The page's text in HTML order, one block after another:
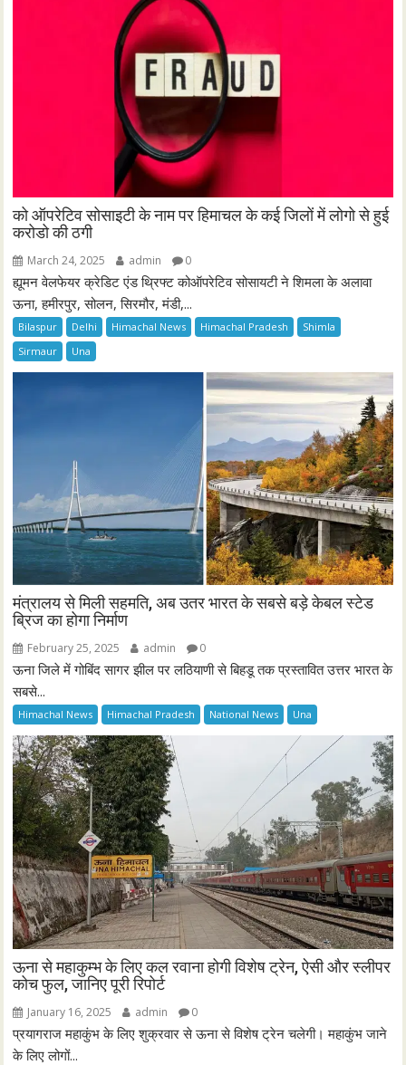
को ऑपरेटिव सोसाइटी के नाम पर हिमाचल के कई जिलों में लोगो से हुई
करोडो की ठगी
March 24, 2025 admin 0
ह्यूमन वेलफेयर क्रेडिट एंड थ्रिफ्ट कोऑपरेटिव सोसायटी ने शिमला के अलावा
ऊना, हमीरपुर, सोलन, सिरमौर, मंडी,...
Bilaspur Delhi Himachal News Himachal Pradesh
Shimla
Sirmaur
Una
मंत्रालय से मिली सहमति, अब उतर भारत के सबसे बड़े केबल स्टेड
ब्रिज का होगा निर्माण
February 25, 2025 admin 0
ऊना जिले में गोबिंद सागर झील पर लठियाणी से बिहडू तक प्रस्तावित उत्तर भारत के
सबसे...
Himachal News Himachal Pradesh National News Una
ऊना से महाकुम्भ के लिए कल रवाना होगी विशेष ट्रेन, ऐसी और स्लीपर
कोच फुल, जानिए पूरी रिपोर्ट
January 16, 2025 admin 0
प्रयागराज महाकुंभ के लिए शुक्रवार से ऊना से विशेष ट्रेन चलेगी। महाकुंभ जाने
के लिए लोगों...